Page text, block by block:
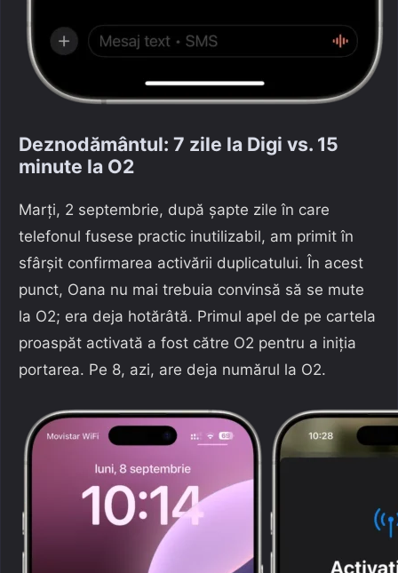
Deznodământul: 7 zile la Digi vs. 15
minute la O2
Marți, 2 septembrie, după șapte zile în care
telefonul fusese practic inutilizabil, am primit în
sfârșit confirmarea activării duplicatului. În acest
punct, Oana nu mai trebuia convinsă să se mute
la O2; era deja hotărâtă. Primul apel de pe cartela
proaspăt activată a fost către O2 pentru a iniția
portarea. Pe 8, azi, are deja numărul la O2.